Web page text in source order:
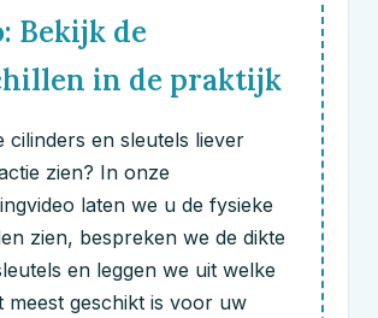
Bekijk de
in de praktijk
cilinders en sleutels liever
zien? In onze
laten we u de fysieke
zien, bespreken we de dikte
en leggen we uit welke
meest geschikt is voor uw